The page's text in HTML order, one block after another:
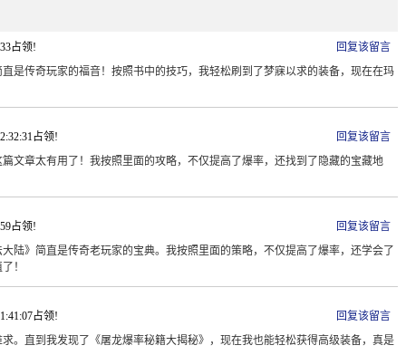
回复该留言
占领!
是传奇玩家的福音！按照书中的技巧，我轻松刷到了梦寐以求的装备，现在在玛
回复该留言
占领!
文章太有用了！我按照里面的攻略，不仅提高了爆率，还找到了隐藏的宝藏地
回复该留言
占领!
陆》简直是传奇老玩家的宝典。我按照里面的策略，不仅提高了爆率，还学会了
！
回复该留言
占领!
。直到我发现了《屠龙爆率秘籍大揭秘》，现在我也能轻松获得高级装备，真是